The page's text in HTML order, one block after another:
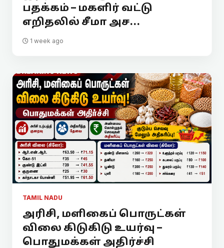
பதக்கம் – மகளிர் வட்டு
எறிதலில் சீமா அச...
1 week ago
TAMIL NADU
அரிசி, மளிகைப் பொருட்கள்
விலை கிடுகிடு உயர்வு –
பொதுமக்கள் அதிர்ச்சி